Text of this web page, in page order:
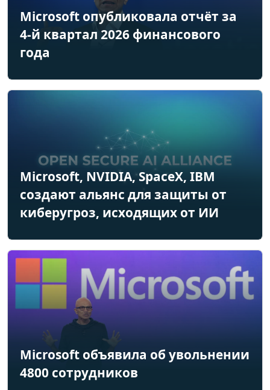
Microsoft опубликовала отчёт за
4-й квартал 2026 финансового
года
Microsoft, NVIDIA, SpaceX, IBM
создают альянс для защиты от
киберугроз, исходящих от ИИ
Microsoft объявила об увольнении
4800 сотрудников